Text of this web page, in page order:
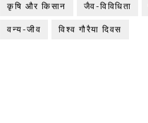
कृषि और किसान जैव-विविधिता
वन्य-जीव विश्व गौरैया दिवस